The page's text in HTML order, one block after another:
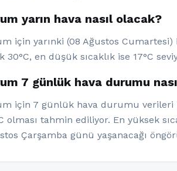
yarın hava nasıl olacak?
için yarınki (08 Ağustos
30°C, en düşük sıcaklık ise 17°C
7 günlük hava durumu
için 7 günlük hava durumu verileri
olması tahmin ediliyor. En yüksek
Çarşamba günü yaşanacağı